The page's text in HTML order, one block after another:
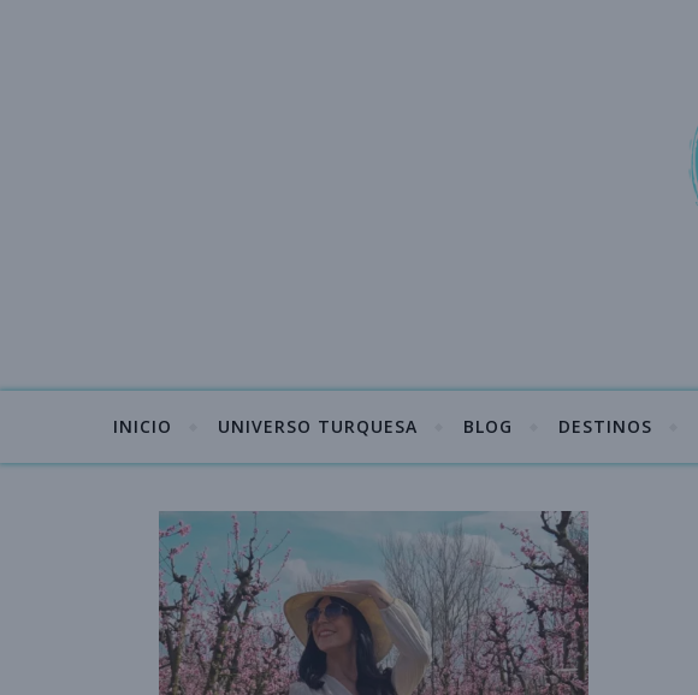
INICIO UNIVERSO TURQUESA BLOG DESTINOS